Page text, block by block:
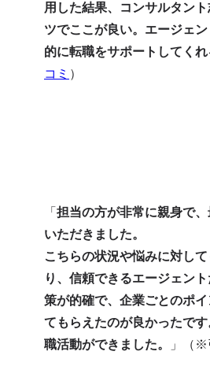
用した結果、コンサルタン
ツでここが良い。エージェ
的に転職をサポートしてくれ
コミ ）
「 担当の方が非常に親身で
いただきました。
こちらの状況や悩みに対し
り、信頼できるエージェン
策が的確で、企業ごとのポ
てもらえたのが良かったで
職活動ができました。
」（※